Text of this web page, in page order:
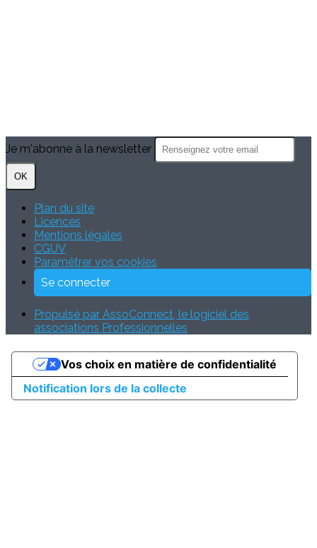
Je m'abonne à la newsletter
OK
Plan du site
Licences
Mentions légales
CGUV
Paramétrer vos cookies
Se connecter
Propulsé par AssoConnect, le logiciel des
associations Professionnelles
Notification lors de la collecte
Vos choix en matière de confidentialité